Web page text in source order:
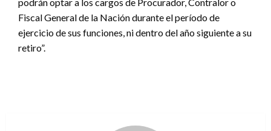
Fiscal General de la Nación durante el período de
ejercicio de sus funciones, ni dentro del año siguiente a su
retiro”.